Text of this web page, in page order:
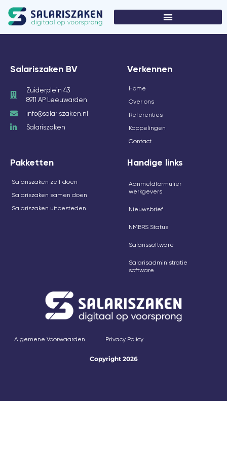
Salariszaken BV
Zuiderplein 43
8911 AP Leeuwarden
info@salariszaken.nl
Salariszaken
Verkennen
Home
Over ons
Referenties
Koppelingen
Contact
Pakketten
Salariszaken zelf doen
Salariszaken samen doen
Salariszaken uitbesteden
Handige links
Aanmeldformulier
werkgevers
Nieuwsbrief
NMBRS Status
Salarissoftware
Salarisadministratie
software
Algemene Voorwaarden Privacy Policy
Copyright 2026